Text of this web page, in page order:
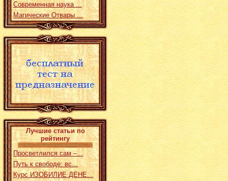
Современная наука ...
Магические Отвары ...
Лучшие статьи по
рейтингу
Просветлился сам –...
Путь к свободе: вс...
Курс ИЗОБИЛИЕ ДЕНЕ...